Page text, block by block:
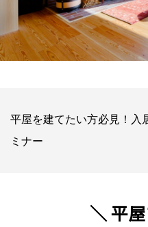
平屋を建てたい方必見！入
ミナー
＼平